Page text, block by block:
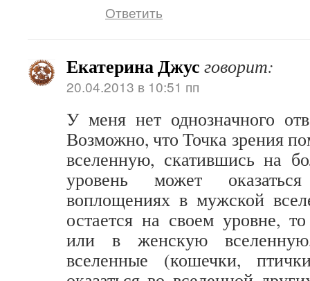
Ответить
Екатерина Джус говорит:
20.04.2013 в 10:51 пп
У меня нет однозначного
Возможно, что Точка зрения
вселенную, скатившись на
уровень может
воплощениях в мужской
остается на своем уровне,
или в женскую
вселенные (кошечки,